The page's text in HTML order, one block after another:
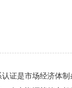
证是市场经济体